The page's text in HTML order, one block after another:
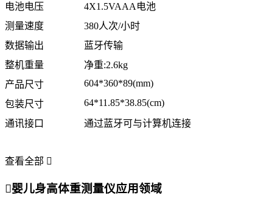
电池电压
4X1.5VAAA 电池
测量速度
380人次/小时
数据输出
蓝牙传输
整机重量
净重:2.6kg
产品尺寸
604*360*89(mm)
包装尺寸
64*11.85*38.85(cm)
通讯接口
通过蓝牙可与计算机连接
查看全部 
婴儿身高体重测量仪应用领域